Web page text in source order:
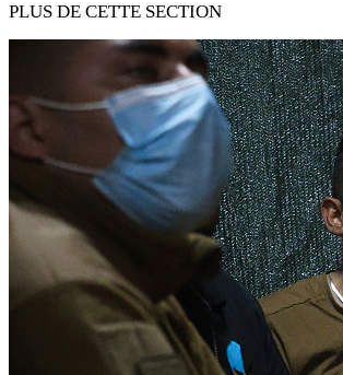
PLUS DE CETTE SECTION